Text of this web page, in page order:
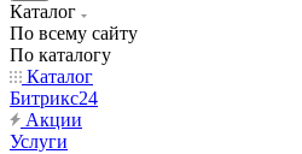
Каталог
По всему сайту
По каталогу
Каталог
Битрикс24
Акции
Услуги